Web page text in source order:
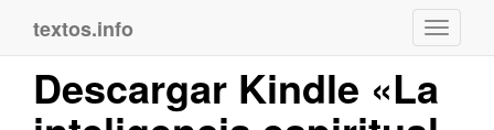
textos.info
Descargar Kindle «La